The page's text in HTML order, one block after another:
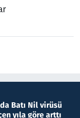
Batı Nil virüsü
yıla göre arttı